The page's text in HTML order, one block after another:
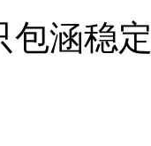
包涵稳